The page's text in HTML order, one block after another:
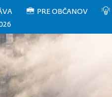
PRE OBČANOV